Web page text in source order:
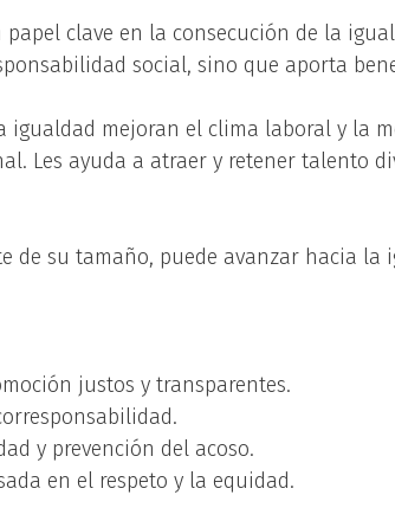
clave en la consecución de la
social, sino que aporta
igualdad mejoran el clima laboral y la
Les ayuda a atraer y retener talento
de su tamaño, puede avanzar hacia la
justos y transparentes.
y prevención del acoso.
en el respeto y la equidad.